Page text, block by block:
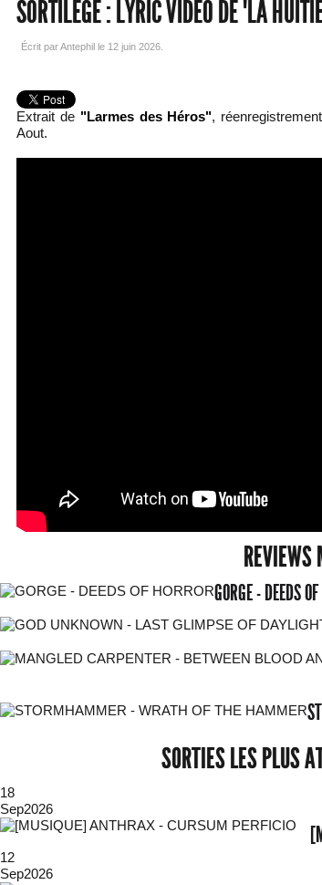
SORTILEGE : LYRIC VIDÉO DE "LA
Écrit par Antephil le 12 juin 2026
Extrait de "Larmes des Héros",
Aout.
REVIEWS
GORGE - DEEDS
SORTIES LES PLUS
18
Sep2026
12
Sep2026